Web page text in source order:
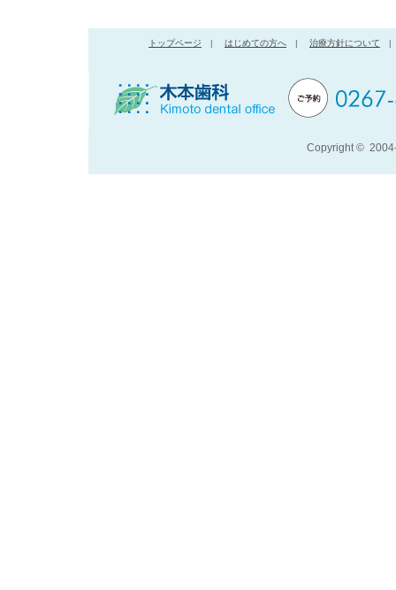
トップページ | はじめての方へ | 治療方針について |
Copyright ©